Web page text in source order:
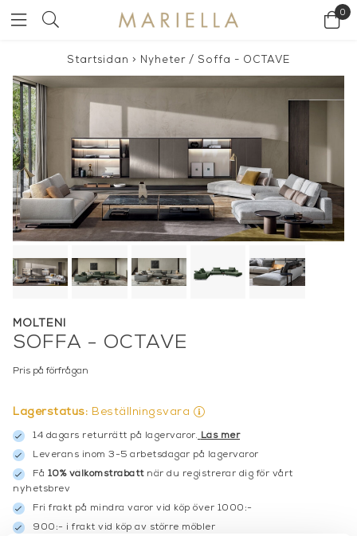
0
Startsidan > Nyheter / Soffa - OCTAVE
MOLTENI
SOFFA - OCTAVE
Pris på förfrågan
Lagerstatus: Beställningsvara
14 dagars returrätt på lagervaror. Läs mer
Leverans inom 3-5 arbetsdagar på lagervaror
Få 10% välkomstrabattnär du registrerar dig för vårt
nyhetsbrev
Fri frakt på mindra varor vid köp över 1000:-
900:- i frakt vid köp av större möbler